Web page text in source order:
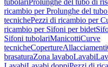
tubolariProlunghe del tubo di
ricambio per Prolunghe del
tecnichePezzi di ricambio per
ricambio per Sifoni per bidet
Sifoni tubolariManicottiCurve
tecnicheCopertureAllacciamenti
brasaturaZona lavaboLavabi